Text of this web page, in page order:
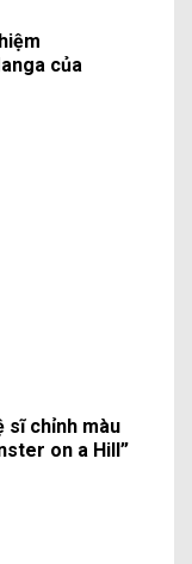
của
sĩ chỉnh màu
on a Hill”